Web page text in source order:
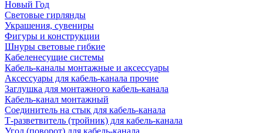
Новый Год
Световые гирлянды
Украшения, сувениры
Фигуры и конструкции
Шнуры световые гибкие
Кабеленесущие системы
Кабель-каналы монтажные и аксессуары
Аксессуары для кабель-канала прочие
Заглушка для монтажного кабель-канала
Кабель-канал монтажный
Соединитель на стык для кабель-канала
Т-разветвитель (тройник) для кабель-канала
Угол (поворот) для кабель-канала